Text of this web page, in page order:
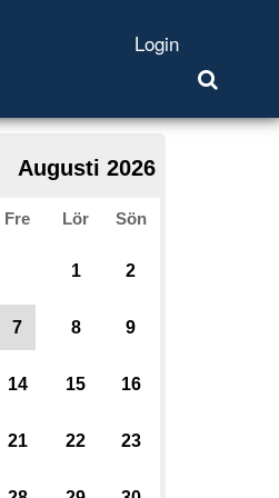
Login
Augusti 2026
Fre Lör Sön
1 2
7 8 9
14 15 16
21 22 23